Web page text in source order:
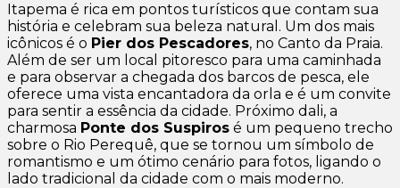
Itapema é rica em pontos turísticos que contam sua
história e celebram sua beleza natural. Um dos mais
icônicos é o Pier dos Pescadores, no Canto da Praia.
Além de ser um local pitoresco para uma caminhada
e para observar a chegada dos barcos de pesca, ele
oferece uma vista encantadora da orla e é um convite
para sentir a essência da cidade. Próximo dali, a
charmosa Ponte dos Suspiros é um pequeno trecho
sobre o Rio Perequê, que se tornou um símbolo de
romantismo e um ótimo cenário para fotos, ligando o
lado tradicional da cidade com o mais moderno.